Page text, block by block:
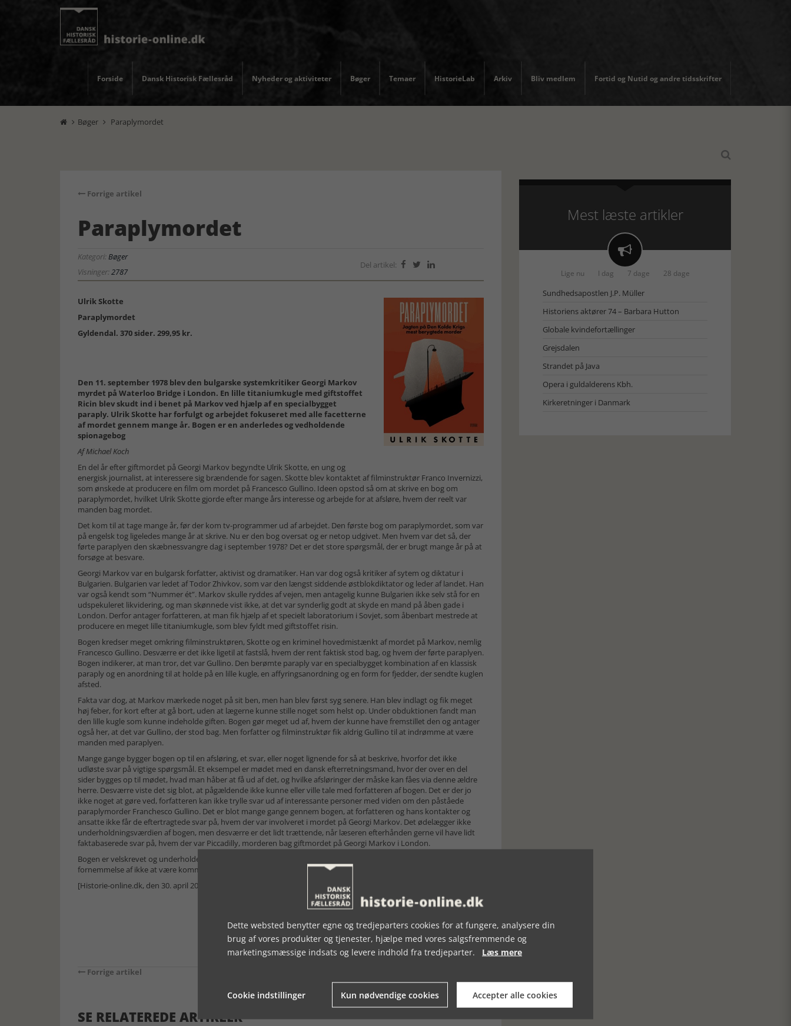
Forside Dansk Historisk Fællesråd Nyheder og aktiviteter Bøger Temaer HistorieLab Arkiv Bliv medlem Fortid og Nutid og andre tidsskrifter
 Bøger  Paraplymordet

Forrige artikel
Paraplymordet
Kategori:Bøger
Visninger:2787
Del artikel:   
Ulrik Skotte
Paraplymordet
Gyldendal. 370 sider. 299,95 kr.
Den 11. september 1978 blev den bulgarske systemkritiker Georgi Markov
myrdet på Waterloo Bridge i London. En lille titaniumkugle med giftstoffet
Ricin blev skudt ind i benet på Markov ved hjælp af en specialbygget
paraply. Ulrik Skotte har forfulgt og arbejdet fokuseret med alle facetterne
af mordet gennem mange år. Bogen er en anderledes og vedholdende
spionagebog
Af Michael Koch
En del år efter giftmordet på Georgi Markov begyndte Ulrik Skotte, en ung og
energisk journalist, at interessere sig brændende for sagen. Skotte blev kontaktet af filminstruktør Franco Invernizzi,
som ønskede at producere en film om mordet på Francesco Gullino. Ideen opstod så om at skrive en bog om
paraplymordet, hvilket Ulrik Skotte gjorde efter mange års interesse og arbejde for at afsløre, hvem der reelt var
manden bag mordet.
Det kom til at tage mange år, før der kom tv-programmer ud af arbejdet. Den første bog om paraplymordet, som var
på engelsk tog ligeledes mange år at skrive. Nu er den bog oversat og er netop udgivet. Men hvem var det så, der
førte paraplyen den skæbnessvangre dag i september 1978? Det er det store spørgsmål, der er brugt mange år på at
forsøge at besvare.
Georgi Markov var en bulgarsk forfatter, aktivist og dramatiker. Han var dog også kritiker af sytem og diktatur i
Bulgarien. Bulgarien var ledet af Todor Zhivkov, som var den længst siddende østblokdiktator og leder af landet. Han
var også kendt som “Nummer ét”. Markov skulle ryddes af vejen, men antagelig kunne Bulgarien ikke selv stå for en
udspekuleret likvidering, og man skønnede vist ikke, at det var synderlig godt at skyde en mand på åben gade i
London. Derfor antager forfatteren, at man fik hjælp af et specielt laboratorium i Sovjet, som åbenbart mestrede at
producere en meget lille titaniumkugle, som blev fyldt med giftstoffet risin.
Bogen kredser meget omkring filminstruktøren, Skotte og en kriminel hovedmistænkt af mordet på Markov, nemlig
Francesco Gullino. Desværre er det ikke ligetil at fastslå, hvem der rent faktisk stod bag, og hvem der førte paraplyen.
Bogen indikerer, at man tror, det var Gullino. Den berømte paraply var en specialbygget kombination af en klassisk
paraply og en anordning til at holde på en lille kugle, en affyringsanordning og en form for fjedder, der sendte kuglen
afsted.
Fakta var dog, at Markov mærkede noget på sit ben, men han blev først syg senere. Han blev indlagt og fik meget
høj feber, for kort efter at gå bort, uden at lægerne kunne stille noget som helst op. Under obduktionen fandt man
den lille kugle som kunne indeholde giften. Bogen gør meget ud af, hvem der kunne have fremstillet den og antager
også her, at det var Gullino, der stod bag. Men forfatter og filminstruktør fik aldrig Gullino til at indrømme at være
manden med paraplyen.
Mange gange bygger bogen op til en afsløring, et svar, eller noget lignende for så at beskrive, hvorfor det ikke
udløste svar på vigtige spørgsmål. Et eksempel er mødet med en dansk efterretningsmand, hvor der over en del
sider bygges op til mødet, hvad man håber at få ud af det, og hvilke afsløringer der måske kan fåes via denne ældre
herre. Desværre viste det sig blot, at pågældende ikke kunne eller ville tale med forfatteren af bogen. Det er der jo
ikke noget at gøre ved, forfatteren kan ikke trylle svar ud af interessante personer med viden om den påståede
paraplymorder Franchesco Gullino. Det er blot mange gange gennem bogen, at forfatteren og hans kontakter og
ansatte ikke får de eftertragtede svar på, hvem der var involveret i mordet på Georgi Markov. Det ødelægger ikke
underholdningsværdien af bogen, men desværre er det lidt trættende, når læseren efterhånden gerne vil have lidt
faktabaserede svar på, hvem der var Piccadilly, morderen bag giftmordet på Georgi Markov i London.
Bogen er velskrevet og underholdende omend lidt langtrukken, da den desværre efterlader læseren med en
fornemmelse af ikke at være kommet videre. Det er naturligvis lidt ærgerligt efter 370 siders læsning.
[Historie-online.dk, den 30. april 2025]
Forrige artikel
SE RELATEREDE ARTIKLER
Mest læste artikler

Lige nu I dag 7 dage 28 dage
Sundhedsapostlen J.P. Müller
Historiens aktører 74 – Barbara Hutton
Globale kvindefortællinger
Grejsdalen
Strandet på Java
Opera i guldalderens Kbh.
Kirkeretninger i Danmark
Dette websted benytter egne og tredjeparters cookies for at fungere, analysere din
brug af vores produkter og tjenester, hjælpe med vores salgsfremmende og
marketingsmæssige indsats og levere indhold fra tredjeparter. Læs mere
Cookie indstillinger Kun nødvendige cookies Accepter alle cookies